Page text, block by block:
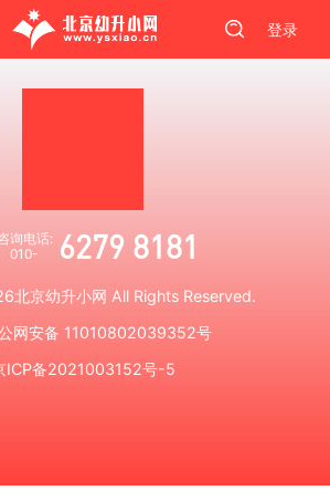
登录
询电话:
010-
6279 8181
北京幼升小网 All Rights Reserved.
网安备 11010802039352号
ICP备2021003152号-5